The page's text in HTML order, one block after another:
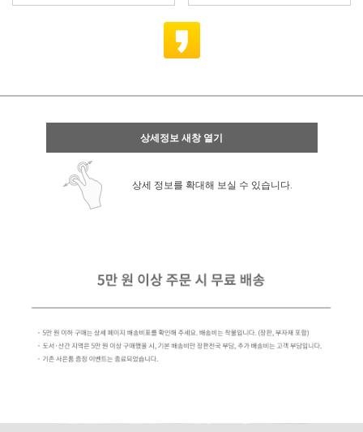
상세정보 새창 열기
상세 정보를 확대해 보실 수 있습니다.